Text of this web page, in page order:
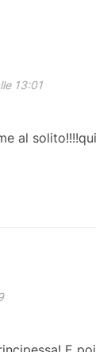
13:01
al solito!!!!qui